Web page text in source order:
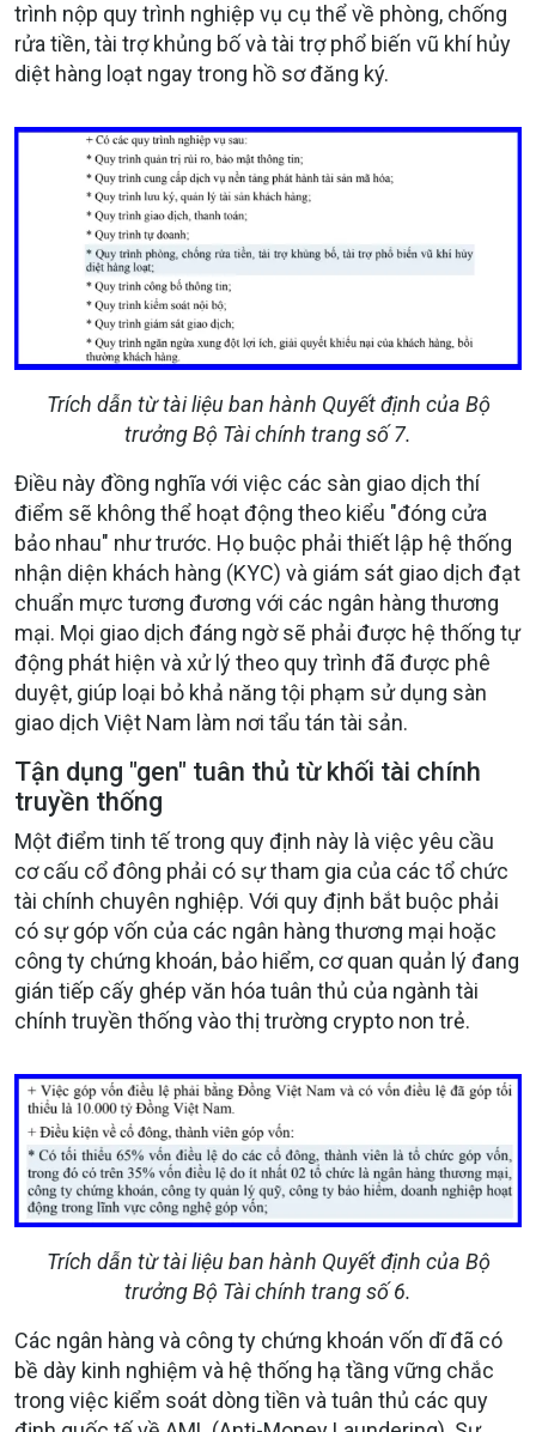
trình nộp quy trình nghiệp vụ cụ thể về phòng, chống
rửa tiền, tài trợ khủng bố và tài trợ phổ biến vũ khí hủy
diệt hàng loạt ngay trong hồ sơ đăng ký.
Trích dẫn từ tài liệu ban hành Quyết định của Bộ
trưởng Bộ Tài chính trang số 7.
Điều này đồng nghĩa với việc các sàn giao dịch thí
điểm sẽ không thể hoạt động theo kiểu "đóng cửa
bảo nhau" như trước. Họ buộc phải thiết lập hệ thống
nhận diện khách hàng (KYC) và giám sát giao dịch đạt
chuẩn mực tương đương với các ngân hàng thương
mại. Mọi giao dịch đáng ngờ sẽ phải được hệ thống tự
động phát hiện và xử lý theo quy trình đã được phê
duyệt, giúp loại bỏ khả năng tội phạm sử dụng sàn
giao dịch Việt Nam làm nơi tẩu tán tài sản.
Tận dụng "gen" tuân thủ từ khối tài chính
truyền thống
Một điểm tinh tế trong quy định này là việc yêu cầu
cơ cấu cổ đông phải có sự tham gia của các tổ chức
tài chính chuyên nghiệp. Với quy định bắt buộc phải
có sự góp vốn của các ngân hàng thương mại hoặc
công ty chứng khoán, bảo hiểm, cơ quan quản lý đang
gián tiếp cấy ghép văn hóa tuân thủ của ngành tài
chính truyền thống vào thị trường crypto non trẻ.
Trích dẫn từ tài liệu ban hành Quyết định của Bộ
trưởng Bộ Tài chính trang số 6.
Các ngân hàng và công ty chứng khoán vốn dĩ đã có
bề dày kinh nghiệm và hệ thống hạ tầng vững chắc
trong việc kiểm soát dòng tiền và tuân thủ các quy